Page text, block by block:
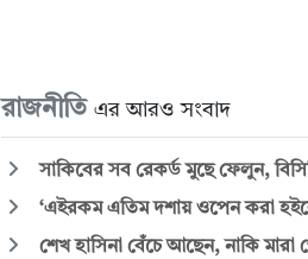
রাজনীতি এর আরও সংবাদ
সাকিবের সব রেকর্ড মুছে ফেলুন,
‘এইরকম এতিম দশায় ওপেন করা
শেখ হাসিনা বেঁচে আছেন, নাকি মারা